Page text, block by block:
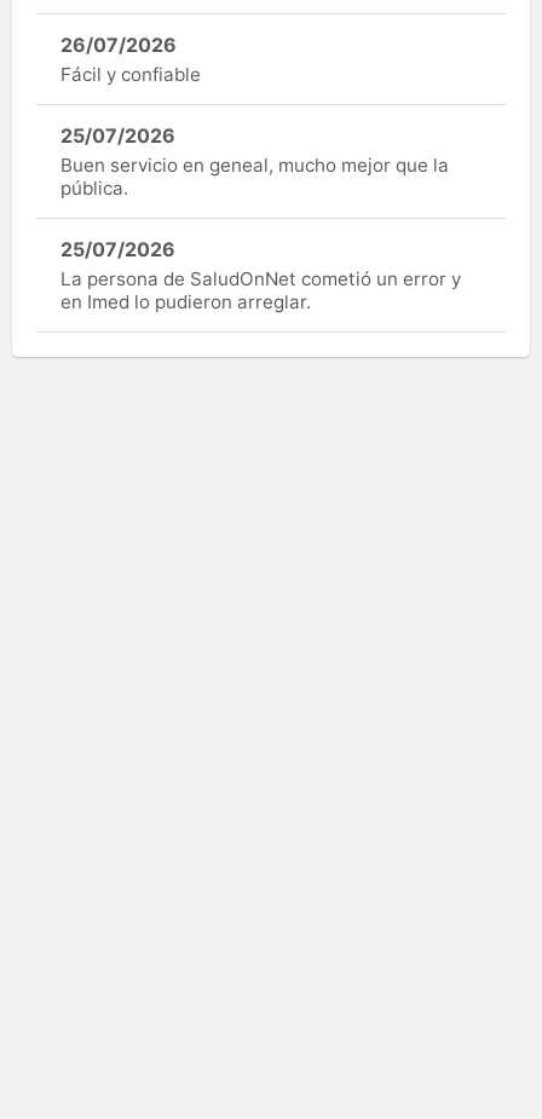
26/07/2026
Fácil y confiable
25/07/2026
Buen servicio en geneal, mucho mejor que la
pública.
25/07/2026
La persona de SaludOnNet cometió un error y
en Imed lo pudieron arreglar.